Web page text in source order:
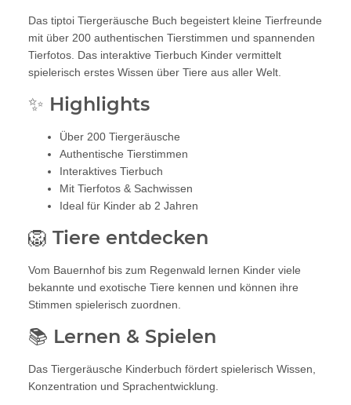
Das tiptoi Tiergeräusche Buch begeistert kleine Tierfreunde
mit über 200 authentischen Tierstimmen und spannenden
Tierfotos. Das interaktive Tierbuch Kinder vermittelt
spielerisch erstes Wissen über Tiere aus aller Welt.
✨ Highlights
Über 200 Tiergeräusche
Authentische Tierstimmen
Interaktives Tierbuch
Mit Tierfotos & Sachwissen
Ideal für Kinder ab 2 Jahren
🦁 Tiere entdecken
Vom Bauernhof bis zum Regenwald lernen Kinder viele
bekannte und exotische Tiere kennen und können ihre
Stimmen spielerisch zuordnen.
📚 Lernen & Spielen
Das Tiergeräusche Kinderbuch fördert spielerisch Wissen,
Konzentration und Sprachentwicklung.